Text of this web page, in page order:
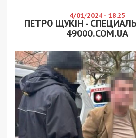
4/01/2024 - 18:25
ПЕТРО ЩУКІН -
49000.COM.UA